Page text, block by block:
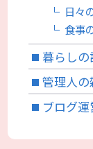
日々
食事
暮らしの
管理人の
ブログ運